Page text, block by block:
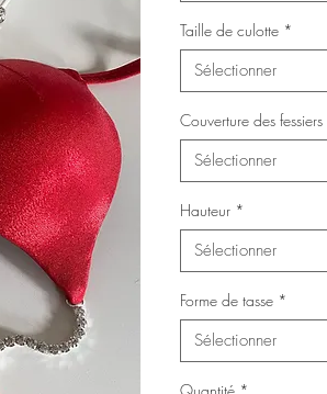
Taille de culotte *
Sélectionner
Couverture des fessiers
Sélectionner
Hauteur *
Sélectionner
Forme de tasse *
Sélectionner